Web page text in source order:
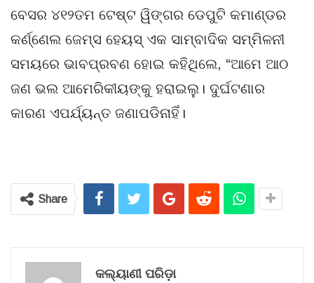
ବେସର ୪୧୨ତମ ଟେଷ୍ଟ ୱିଙ୍ଗର ଡେପୁଟି କମାଣ୍ଡର
କର୍ଣ୍ଣେଲ ଜେମ୍ସ ହେୟସ୍ ଏକ ସାମ୍ବାଦିକ ସମ୍ମିଳନୀ
ସମୟରେ ଭାବପ୍ରବଣ ହୋଇ କହିଥିଲେ, “ଆମେ ଆଠ
ଜଣ ଭଲ ଆମେରିକୀୟଙ୍କୁ ହରାଇଲୁ। ଦୁର୍ଘଟଣାର
କାରଣ ଏପର୍ଯ୍ୟନ୍ତ ଜଣାପଡିନାହିଁ।
Share
କଲ୍ୟାଣୀ ପରିଡ଼ା